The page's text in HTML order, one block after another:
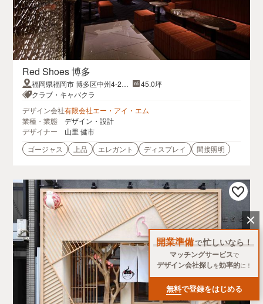
開業準備で忙しいなら！
マッチングサービスで
デザイン会社探しを効率的に！
無料で登録をはじめる
Red Shoes 博多
福岡県福岡市 博多区中州4-2グ
ランビル6階
45.0坪
クラブ・キャバクラ
デザイン会社有限会社エー・アイ・エム
業種・業態
デザイン・設計
デザイナー
山里 健市
ゴージャス
上品 エレガント ディスプレイ 間接照明